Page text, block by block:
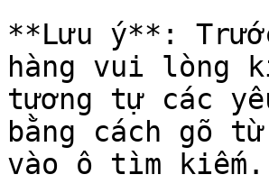
**Lưu ý**:
hàng vui lòng
tương tự các
bằng cách gõ
vào ô tìm kiếm.